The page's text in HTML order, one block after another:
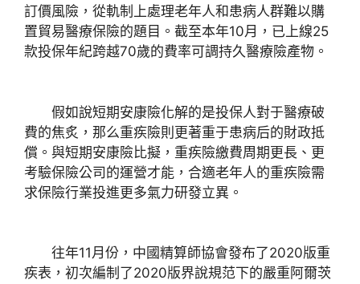
訂價風險，從軌制上處理老年人和患病人群難以購
置貿易醫療保險的題目。截至本年10月，已上線25
款投保年紀跨越70歲的費率可調持久醫療險產物。
假如說短期安康險化解的是投保人對于醫療破
費的焦炙，那么重疾險則更著重于患病后的財政抵
償。與短期安康險比擬，重疾險繳費周期更長、更
考驗保險公司的運營才能，合適老年人的重疾險需
求保險行業投進更多氣力研發立異。
往年11月份，中國精算師協會發布了2020版重
疾表，初次編制了2020版界說規范下的嚴重阿爾茨